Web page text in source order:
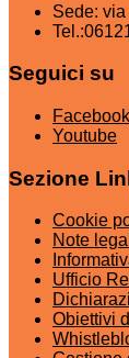
Sede:
Seguici su
Facebook
Youtube
Sezione
Cookie
Note
Ufficio
Obiettivi